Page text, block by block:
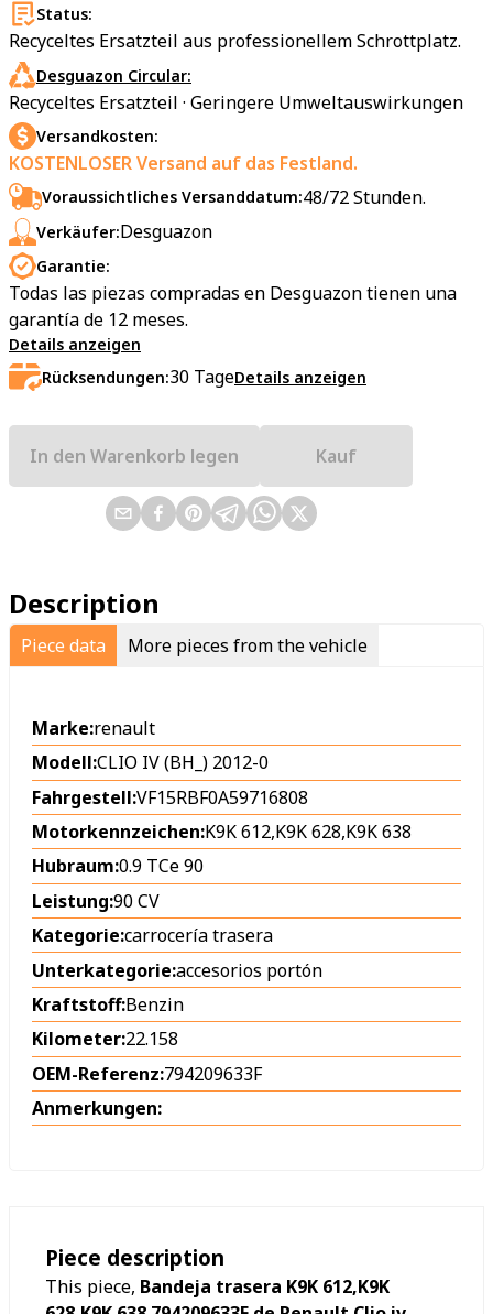
Status:
Recyceltes Ersatzteil aus professionellem Schrottplatz.
Desguazon Circular:
Recyceltes Ersatzteil · Geringere Umweltauswirkungen
Versandkosten:
KOSTENLOSER Versand auf das Festland.
Voraussichtliches Versanddatum:48/72 Stunden.
Verkäufer:Desguazon
Garantie:
Todas las piezas compradas en Desguazon tienen una
garantía de 12 meses.
Details anzeigen
Rücksendungen:30 TageDetails anzeigen
In den Warenkorb legen Kauf
Description
Piece data More pieces from the vehicle
Marke:renault
Modell:CLIO IV (BH_) 2012-0
Fahrgestell:VF15RBF0A59716808
Motorkennzeichen:K9K 612,K9K 628,K9K 638
Hubraum:0.9 TCe 90
Leistung:90 CV
Kategorie:carrocería trasera
Unterkategorie:accesorios portón
Kraftstoff:Benzin
Kilometer:22.158
OEM-Referenz:794209633F
Anmerkungen:
Piece description
This piece, Bandeja trasera K9K 612,K9K